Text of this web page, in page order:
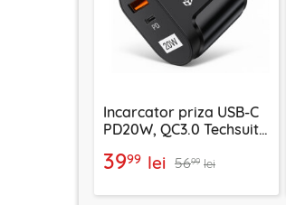
Incarcator priza USB-C
PD20W, QC3.0 Techsuit
CHPD038
3999 lei 5699 lei